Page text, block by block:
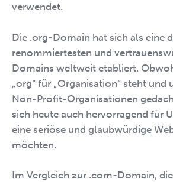
verwendet.
Die .org-Domain hat sich als eine
renommiertesten und
Domains weltweit etabliert.
„org“ für „Organisation“ steht
Non-Profit-Organisationen
sich heute auch hervorragend für
eine seriöse und glaubwürdige
möchten.
Im Vergleich zur .com-Domain,